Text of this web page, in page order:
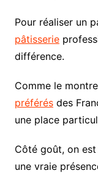
Pour réaliser un
pâtisserie
différence.
Comme le
préférésdes
une place
Côté goût, on
une vraie